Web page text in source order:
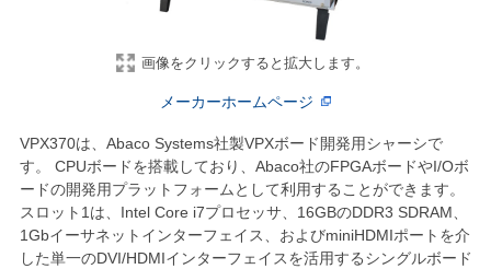
画像をクリックすると拡大します。
メーカーホームページ
VPX370は、Abaco Systems社製VPXボード開発用シャーシで
す。 CPUボードを搭載しており、Abaco社のFPGAボードやI/Oボ
ードの開発用プラットフォームとして利用することができます。
スロット1は、Intel Core i7プロセッサ、16GBのDDR3 SDRAM、
1Gbイーサネットインターフェイス、およびminiHDMIポートを介
した単一のDVI/HDMIインターフェイスを活用するシングルボード